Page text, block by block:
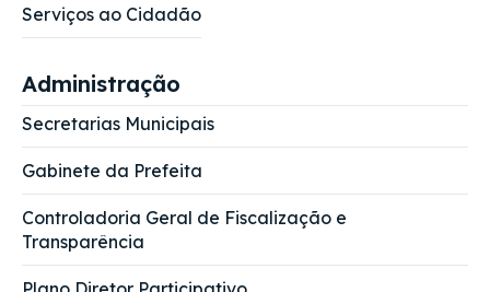
Serviços ao Cidadão
Administração
Secretarias Municipais
Gabinete da Prefeita
Controladoria Geral de Fiscalização e
Transparência